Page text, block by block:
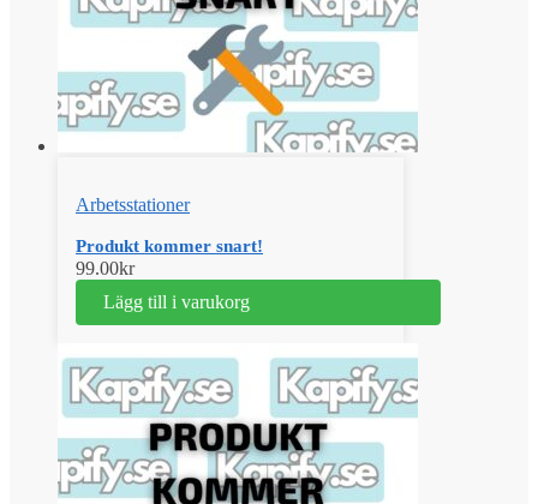
Arbetsstationer
Produkt kommer snart!
99.00kr
Lägg till i varukorg